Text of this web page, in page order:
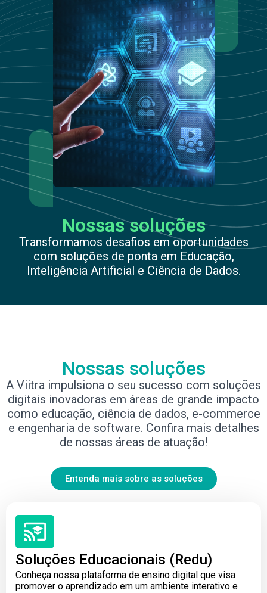
Nossas soluções
Transformamos desafios em oportunidades
com soluções de ponta em Educação,
Inteligência Artificial e Ciência de Dados.
Nossas soluções
A Viitra impulsiona o seu sucesso com soluções
digitais inovadoras em áreas de grande impacto
como educação, ciência de dados, e-commerce
e engenharia de software. Confira mais detalhes
de nossas áreas de atuação!
Entenda mais sobre as soluções
Soluções Educacionais (Redu)
Conheça nossa plataforma de ensino digital que visa
promover o aprendizado em um ambiente interativo e